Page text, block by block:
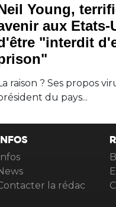
Young,
aux Etats-
"interdit
raison ? Ses propos
du pays...
la rédac